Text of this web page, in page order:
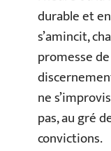
durable et
s’amincit,
promesse
ne
pas, au gré
convictions.